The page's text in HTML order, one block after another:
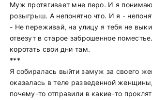
Муж протягивает мне перо. И я
розыгрыш. А непонятно что. И я -
- Не переживай, на улицу я тебя не
отвезут в старое заброшенное
коротать свои дни там.
***
Я собиралась выйти замуж за своего
оказалась в теле разведенной
почему-то отправили в какие-то